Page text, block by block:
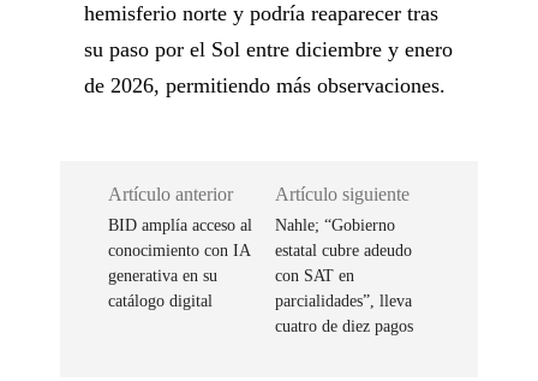
hemisferio norte y podría reaparecer tras
su paso por el Sol entre diciembre y enero
de 2026, permitiendo más observaciones.
Artículo anterior
BID amplía acceso al
conocimiento con IA
generativa en su
catálogo digital
Artículo siguiente
Nahle; “Gobierno
estatal cubre adeudo
con SAT en
parcialidades”, lleva
cuatro de diez pagos